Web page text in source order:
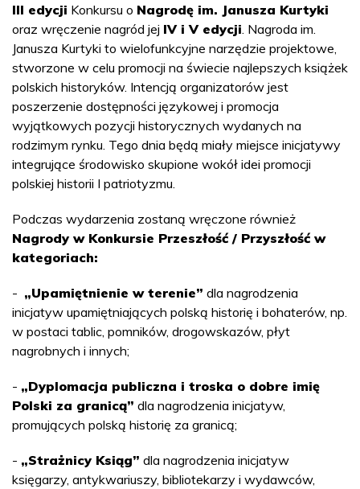
III edycji Konkursu o Nagrodę im. Janusza Kurtyki
oraz wręczenie nagród jej IV i V edycji. Nagroda im.
Janusza Kurtyki to wielofunkcyjne narzędzie projektowe,
stworzone w celu promocji na świecie najlepszych książek
polskich historyków. Intencją organizatorów jest
poszerzenie dostępności językowej i promocja
wyjątkowych pozycji historycznych wydanych na
rodzimym rynku. Tego dnia będą miały miejsce inicjatywy
integrujące środowisko skupione wokół idei promocji
polskiej historii I patriotyzmu.
Podczas wydarzenia zostaną wręczone również
Nagrody w Konkursie Przeszłość / Przyszłość w
kategoriach:
- „Upamiętnienie w terenie” dla nagrodzenia
inicjatyw upamiętniających polską historię i bohaterów, np.
w postaci tablic, pomników, drogowskazów, płyt
nagrobnych i innych;
- „Dyplomacja publiczna i troska o dobre imię
Polski za granicą” dla nagrodzenia inicjatyw,
promujących polską historię za granicą;
- „Strażnicy Ksiąg” dla nagrodzenia inicjatyw
księgarzy, antykwariuszy, bibliotekarzy i wydawców,